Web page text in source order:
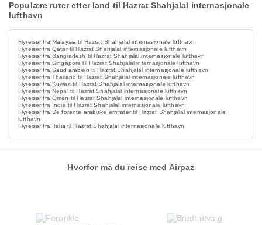
Populære ruter etter land til Hazrat Shahjalal internasjonale
lufthavn
Flyreiser fra Malaysia til Hazrat Shahjalal internasjonale lufthavn
Flyreiser fra Qatar til Hazrat Shahjalal internasjonale lufthavn
Flyreiser fra Bangladesh til Hazrat Shahjalal internasjonale lufthavn
Flyreiser fra Singapore til Hazrat Shahjalal internasjonale lufthavn
Flyreiser fra Saudiarabien til Hazrat Shahjalal internasjonale lufthavn
Flyreiser fra Thailand til Hazrat Shahjalal internasjonale lufthavn
Flyreiser fra Kuwait til Hazrat Shahjalal internasjonale lufthavn
Flyreiser fra Nepal til Hazrat Shahjalal internasjonale lufthavn
Flyreiser fra Oman til Hazrat Shahjalal internasjonale lufthavn
Flyreiser fra India til Hazrat Shahjalal internasjonale lufthavn
Flyreiser fra De forente arabiske emirater til Hazrat Shahjalal internasjonale
lufthavn
Flyreiser fra Italia til Hazrat Shahjalal internasjonale lufthavn
Hvorfor må du reise med Airpaz